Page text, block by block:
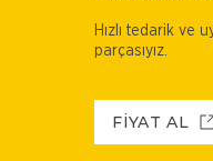
Hızlı tedarik ve
parçasıyız.
FİYAT AL